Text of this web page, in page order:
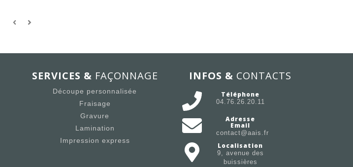
SERVICES & FAÇONNAGE
Découpe personnalisée
Fraisage
Gravure
Lamination
Impression express
INFOS & CONTACTS
Téléphone
04.76.26.20.11
Adresse
Email
contact@aais.fr
Localisation
9, avenue des
buissières